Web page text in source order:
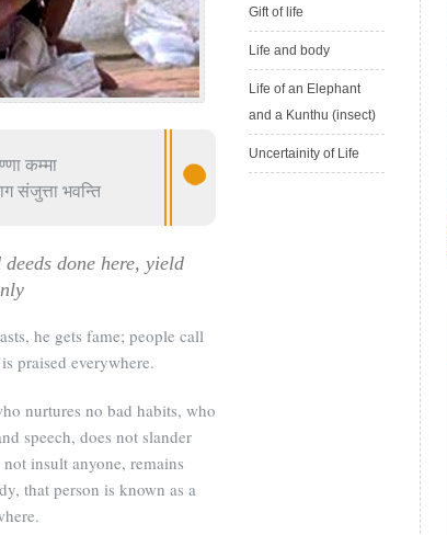
कम्मा
संजुत्ता भवन्ति
done here, yield
he gets fame; people call
praised everywhere.
nurtures no bad habits, who
speech, does not slander
insult anyone, remains
that person is known as a
Gift of life
Life and body
Life of an Elephant
and a Kunthu (insect)
Uncertainity of Life